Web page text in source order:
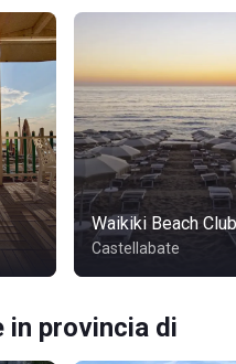
Waikiki Beach Club
Castellabate
in provincia di